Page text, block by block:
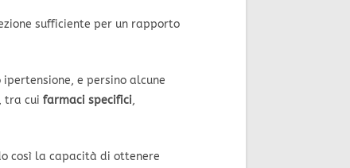
sufficiente per un rapporto
e persino alcune
tra cui farmaci specifici,
così la capacità di ottenere